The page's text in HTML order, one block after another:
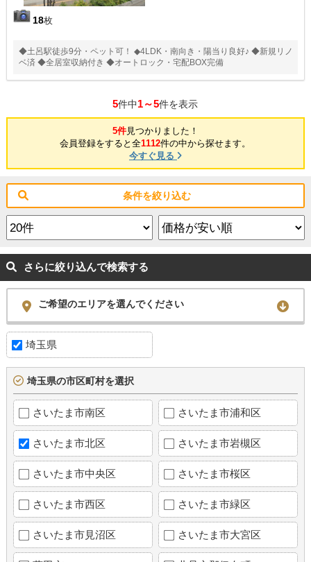
18枚
◆土呂駅徒歩9分・ペット可！ ◆4LDK・南向き・陽当り良好♪ ◆新規リノ
ベ済 ◆全居室収納付き ◆オートロック・宅配BOX完備
5件中1～5件を表示
5件見つかりました！
会員登録をすると全1112件の中から探せます。
今すぐ見る
条件を絞り込む
さらに絞り込んで検索する
ご希望のエリアを選んでください
埼玉県
埼玉県の市区町村を選択
さいたま市南区 さいたま市浦和区
さいたま市北区 さいたま市岩槻区
さいたま市中央区 さいたま市桜区
さいたま市西区 さいたま市緑区
さいたま市見沼区 さいたま市大宮区